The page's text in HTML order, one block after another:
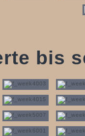
bis